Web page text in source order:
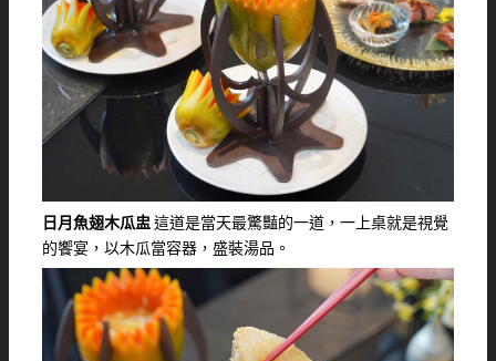
日月魚翅木瓜盅 這道是當天最驚豔的一道，一上桌就是視覺
的饗宴，以木瓜當容器，盛裝湯品。